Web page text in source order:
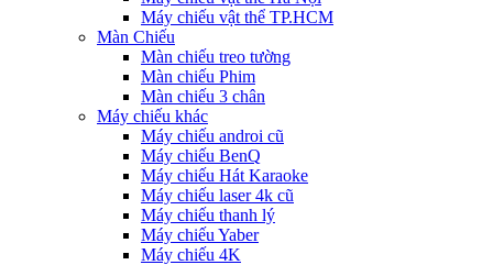
Máy chiếu vật thể TP.HCM
Màn Chiếu
Màn chiếu treo tường
Màn chiếu Phim
Màn chiếu 3 chân
Máy chiếu khác
Máy chiếu androi cũ
Máy chiếu BenQ
Máy chiếu Hát Karaoke
Máy chiếu laser 4k cũ
Máy chiếu thanh lý
Máy chiếu Yaber
Máy chiếu 4K